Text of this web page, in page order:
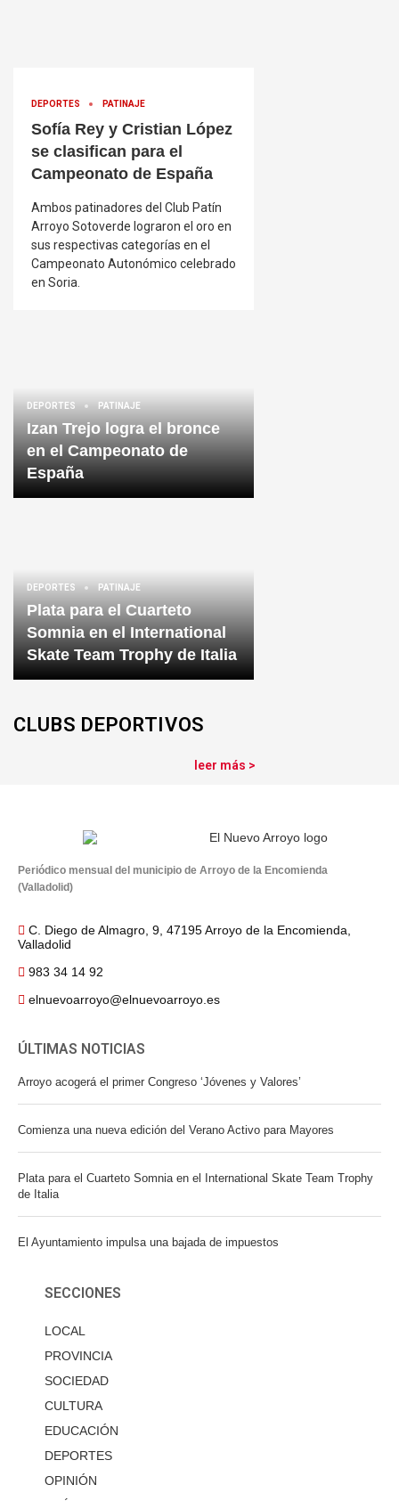
DEPORTES PATINAJE
Sofía Rey y Cristian López
se clasifican para el
Campeonato de España
Ambos patinadores del Club Patín
Arroyo Sotoverde lograron el oro en
sus respectivas categorías en el
Campeonato Autonómico celebrado
en Soria.
DEPORTES PATINAJE
Izan Trejo logra el bronce
en el Campeonato de
España
DEPORTES PATINAJE
Plata para el Cuarteto
Somnia en el International
Skate Team Trophy de Italia
CLUBS DEPORTIVOS
leer más >
Periódico mensual del municipio de Arroyo de la Encomienda
(Valladolid)
C. Diego de Almagro, 9, 47195 Arroyo de la Encomienda,
Valladolid
983 34 14 92
elnuevoarroyo@elnuevoarroyo.es
ÚLTIMAS NOTICIAS
Arroyo acogerá el primer Congreso ‘Jóvenes y Valores’
Comienza una nueva edición del Verano Activo para Mayores
Plata para el Cuarteto Somnia en el International Skate Team Trophy
de Italia
El Ayuntamiento impulsa una bajada de impuestos
SECCIONES
LOCAL
PROVINCIA
SOCIEDAD
CULTURA
EDUCACIÓN
DEPORTES
OPINIÓN